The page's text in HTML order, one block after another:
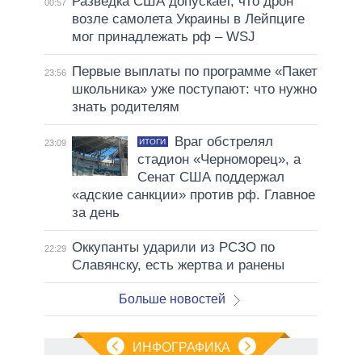
00:57
возле самолета Украины в Лейпциге
мог принадлежать рф – WSJ
23:56
Первые выплаты по программе «Пакет
школьника» уже поступают: что нужно
знать родителям
23:09 ИТОГИ
Враг обстрелял
стадион «Черноморец», а
Сенат США поддержал
«адские санкции» против рф. Главное
за день
22:29 Оккупанты ударили из РСЗО по
Славянску, есть жертва и ранены
Больше новостей
ИНФОГРАФИКА